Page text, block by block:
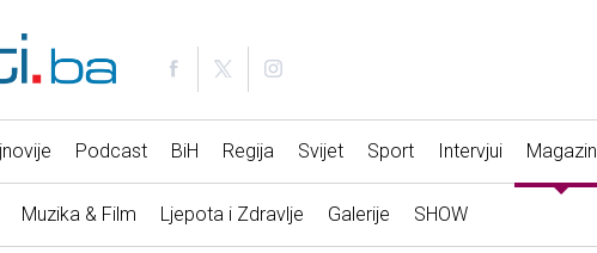
Podcast BiH Regija Svijet Sport Intervjui Magazin
Muzika & Film Ljepota i Zdravlje Galerije SHOW